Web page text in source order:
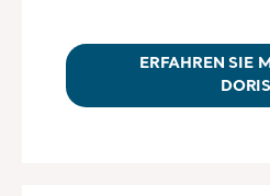
ERFAHREN SIE
DORIS